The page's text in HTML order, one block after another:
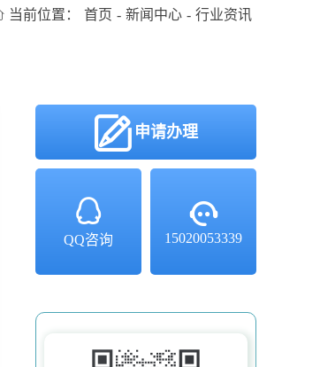
当前位置： 首页 - 新闻中心 - 行业资讯
申请办理
QQ咨询 15020053339